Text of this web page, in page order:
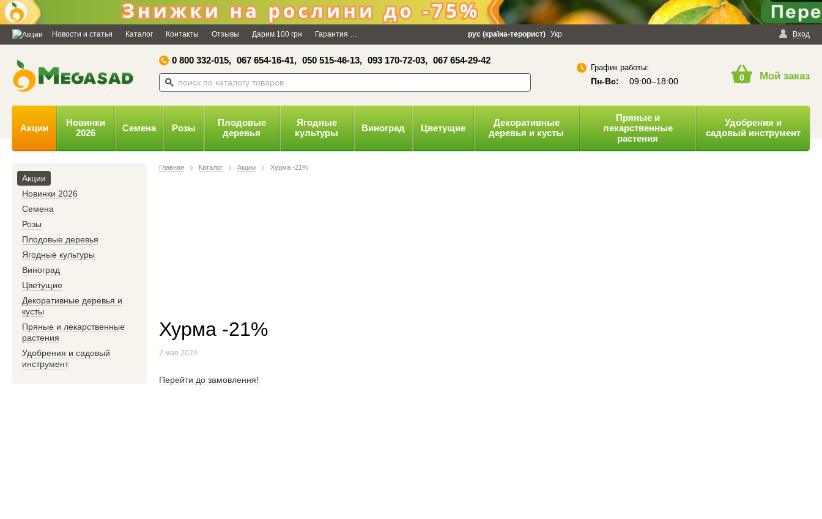
Дозвольте сайту megasad.net
відправляти вам сповіщення на
робочий стіл.
Заборонити Дозволити
×
Новости и статьи Каталог Контакты Отзывы Дарим 100 грн Гарантия Оплата и доставка Политика конфиденциальности Вход
рус (країна-терорист) Укр
0 800 332-015, 067 654-16-41, 050 515-46-13, 093 170-72-03, 067 654-29-42
График работы:
Пн-Вс: 09:00–18:00 0 Мой заказ
Акции
Новинки
2026
Семена Розы
Плодовые
деревья
Ягодные
культуры
Виноград Цветущие
Декоративные
деревья и кусты
Пряные и
лекарственные
растения
Удобрения и
садовый инструмент
Главная Каталог Акции Хурма -21%
Хурма -21%
2 мая 2024
Перейти до замовлення!
Акции
Новинки 2026
Семена
Розы
Плодовые деревья
Ягодные культуры
Виноград
Цветущие
Декоративные деревья и
кусты
Пряные и лекарственные
растения
Удобрения и садовый
инструмент